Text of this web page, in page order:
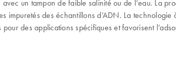
un tampon de faible salinité ou de l’eau. La
impuretés des échantillons d’ADN. La
des applications spécifiques et favorisent